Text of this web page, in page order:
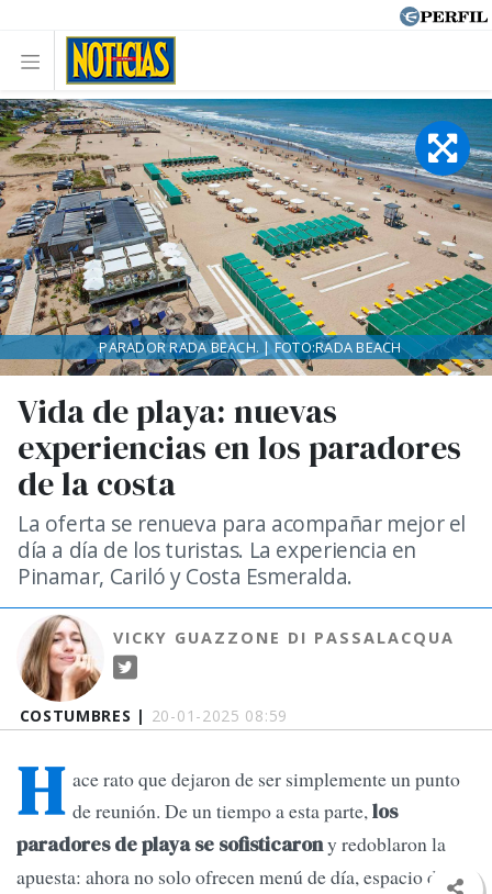
COSTUMBRES | 20-01-2025 08:59
Vida de playa: nuevas
experiencias en los paradores
de la costa
La oferta se renueva para acompañar mejor el
día a día de los turistas. La experiencia en
Pinamar, Cariló y Costa Esmeralda.
VICKY GUAZZONE DI PASSALACQUA
PARADOR RADA BEACH. | FOTO:RADA BEACH
H ace rato que dejaron de ser simplemente un punto
de reunión. De un tiempo a esta parte,los
paradores de playa se sofisticarony redoblaron la
apuesta: ahora no solo ofrecen menú de día, espacio de